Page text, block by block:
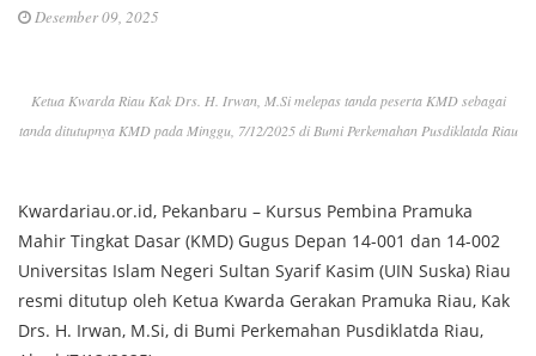
Desember 09, 2025
Ketua Kwarda Riau Kak Drs. H. Irwan, M.Si melepas tanda peserta KMD sebagai
tanda ditutupnya KMD pada Minggu, 7/12/2025 di Bumi Perkemahan Pusdiklatda Riau
Kwardariau.or.id, Pekanbaru – Kursus Pembina Pramuka
Mahir Tingkat Dasar (KMD) Gugus Depan 14-001 dan 14-002
Universitas Islam Negeri Sultan Syarif Kasim (UIN Suska) Riau
resmi ditutup oleh Ketua Kwarda Gerakan Pramuka Riau, Kak
Drs. H. Irwan, M.Si, di Bumi Perkemahan Pusdiklatda Riau,